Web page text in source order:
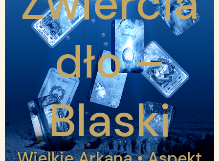
dło –
Blaski